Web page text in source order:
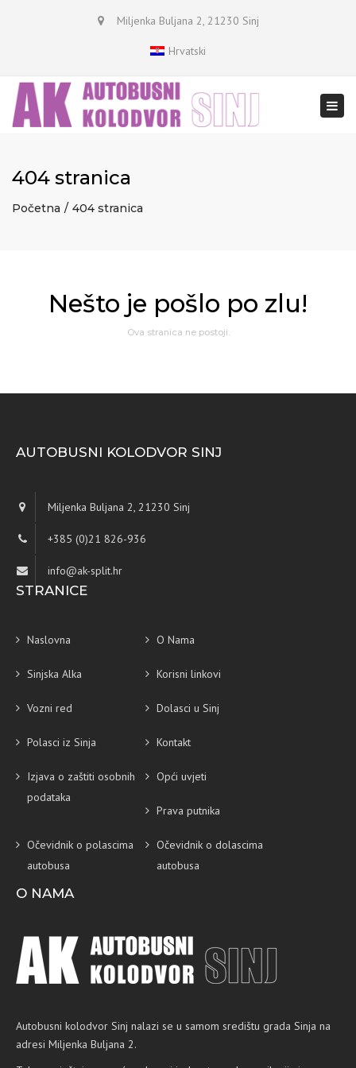
Miljenka Buljana 2, 21230 Sinj
Hrvatski
404 stranica
Početna 404 stranica
Nešto je pošlo po zlu!
Ova stranica ne postoji.
AUTOBUSNI KOLODVOR SINJ
Miljenka Buljana 2, 21230 Sinj
+385 (0)21 826-936
info@ak-split.hr
STRANICE
Naslovna O Nama
Sinjska Alka Korisni linkovi
Vozni red Dolasci u Sinj
Polasci iz Sinja Kontakt
Izjava o zaštiti osobnih
podataka
Opći uvjeti
Prava putnika
Očevidnik o polascima
autobusa
Očevidnik o dolascima
autobusa
O NAMA
Autobusni kolodvor Sinj nalazi se u samom središtu grada Sinja na
adresi Miljenka Buljana 2.